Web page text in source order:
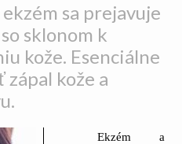
sa prejavuje
sklonom k
kože. Esenciálne
kože a
Ekzém a